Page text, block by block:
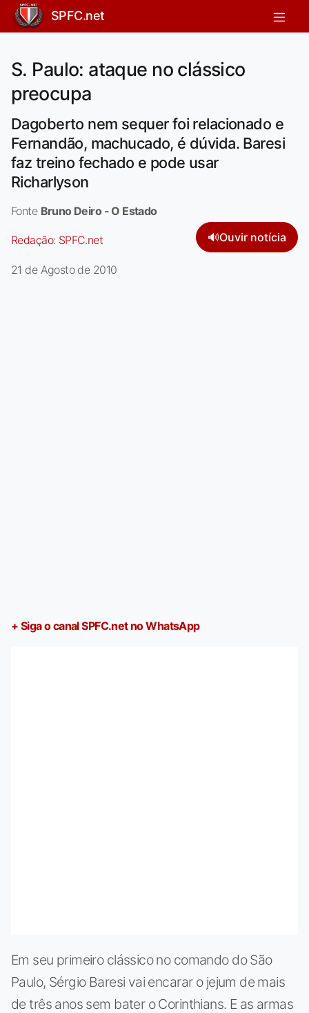
SPFC.net
S. Paulo: ataque no clássico
preocupa
Dagoberto nem sequer foi relacionado e
Fernandão, machucado, é dúvida. Baresi
faz treino fechado e pode usar
Richarlyson
Fonte Bruno Deiro - O Estado
Redação: SPFC.net 🔊Ouvir notícia
21 de Agosto de 2010
+ Siga o canal SPFC.net no WhatsApp
Em seu primeiro clássico no comando do São
Paulo, Sérgio Baresi vai encarar o jejum de mais
de três anos sem bater o Corinthians. E as armas